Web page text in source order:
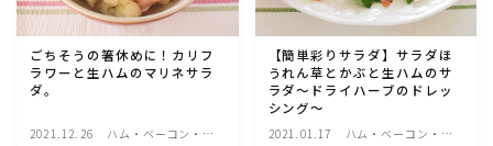
野菜料理(玉ねぎ・ねぎ・アボカド・青梗菜・セロリ・
アスパラガス)
根菜料理（にんじん・ごぼう・かぶ・大根・れんこん・
ごちそうの箸休めに！カリフ
ラワーと生ハムのマリネサラ
ダ。
2021.12.26
ハム・ベーコン・ソ
【簡単彩りサラダ】サラダほ
うれん草とかぶと生ハムのサ
ラダ～ドライハーブのドレッ
シング～
2021.01.17
ハム・ベーコン・ソ